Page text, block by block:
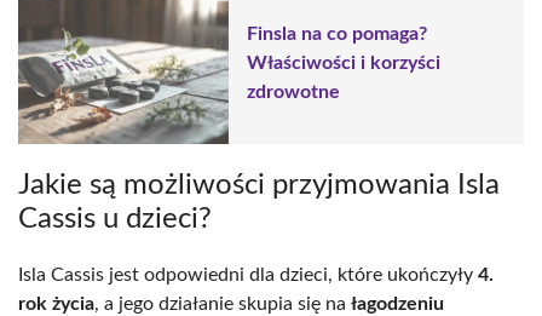
Finsla na co pomaga?
Właściwości i korzyści
zdrowotne
Jakie są możliwości przyjmowania Isla
Cassis u dzieci?
Isla Cassis jest odpowiedni dla dzieci, które ukończyły 4.
rok życia, a jego działanie skupia się na łagodzeniu